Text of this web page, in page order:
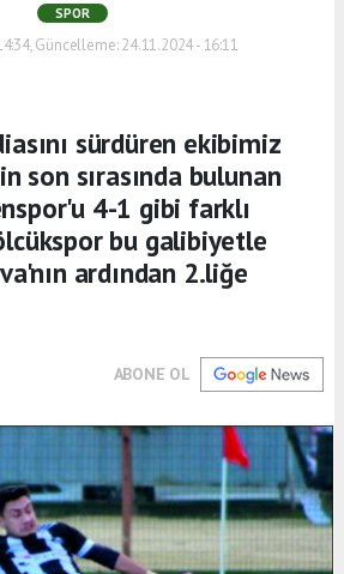
SPOR
Güncelleme: 24.11.2024 - 16:11
sürdüren ekibimiz
son sırasında bulunan
4-1 gibi farklı
bu galibiyetle
ardından 2.liğe
ABONE OL